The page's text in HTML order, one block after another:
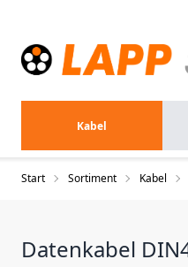
Kabel
Start Sortiment Kabel
Datenkabel